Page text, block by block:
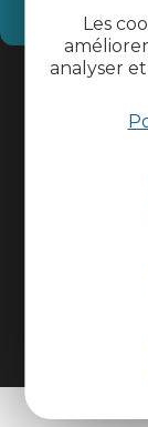
Les
analyser
Comment